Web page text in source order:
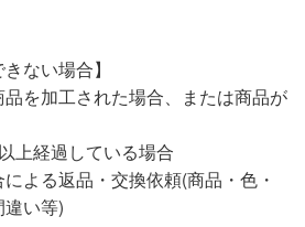
ない場合】
品を加工された場合、または商品が
上経過している場合
による返品・交換依頼(商品・色・
い等)